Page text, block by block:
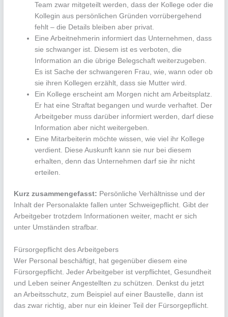
Team zwar mitgeteilt werden, dass der Kollege oder die
Kollegin aus persönlichen Gründen vorrübergehend
fehlt – die Details bleiben aber privat.
Eine Arbeitnehmerin informiert das Unternehmen, dass
sie schwanger ist. Diesem ist es verboten, die
Information an die übrige Belegschaft weiterzugeben.
Es ist Sache der schwangeren Frau, wie, wann oder ob
sie ihren Kollegen erzählt, dass sie Mutter wird.
Ein Kollege erscheint am Morgen nicht am Arbeitsplatz.
Er hat eine Straftat begangen und wurde verhaftet. Der
Arbeitgeber muss darüber informiert werden, darf diese
Information aber nicht weitergeben.
Eine Mitarbeiterin möchte wissen, wie viel ihr Kollege
verdient. Diese Auskunft kann sie nur bei diesem
erhalten, denn das Unternehmen darf sie ihr nicht
erteilen.
Kurz zusammengefasst: Persönliche Verhältnisse und der
Inhalt der Personalakte fallen unter Schweigepflicht. Gibt der
Arbeitgeber trotzdem Informationen weiter, macht er sich
unter Umständen strafbar.
Fürsorgepflicht des Arbeitgebers
Wer Personal beschäftigt, hat gegenüber diesem eine
Fürsorgepflicht. Jeder Arbeitgeber ist verpflichtet, Gesundheit
und Leben seiner Angestellten zu schützen. Denkst du jetzt
an Arbeitsschutz, zum Beispiel auf einer Baustelle, dann ist
das zwar richtig, aber nur ein kleiner Teil der Fürsorgepflicht.